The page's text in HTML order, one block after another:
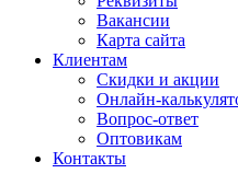
Вакансии
Карта сайта
Клиентам
Скидки и акции
Онлайн-
Вопрос-ответ
Оптовикам
Контакты